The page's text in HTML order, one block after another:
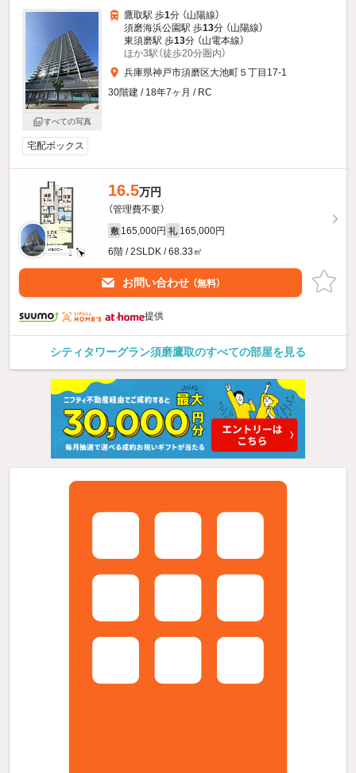
すべての写真
鷹取駅 歩1分 （山陽線）
須磨海浜公園駅 歩13分 （山陽線）
東須磨駅 歩13分 （山電本線）
ほか3駅（徒歩20分圏内）
兵庫県神戸市須磨区大池町５丁目17-1
30階建 / 18年7ヶ月 / RC
宅配ボックス
16.5万円
（管理費不要）
敷 165,000円 礼 165,000円
6階 / 2SLDK / 68.33㎡
お問い合わせ （無料）
提供
シティタワーグラン須磨鷹取のすべての部屋を見る